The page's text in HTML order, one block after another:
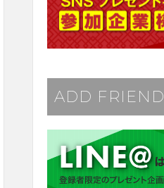
ADD FRIEND